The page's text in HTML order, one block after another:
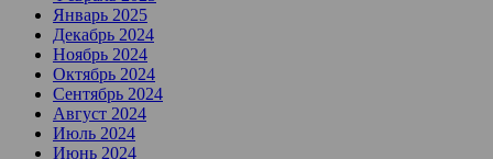
Январь 2025
Декабрь 2024
Ноябрь 2024
Октябрь 2024
Сентябрь 2024
Август 2024
Июль 2024
Июнь 2024